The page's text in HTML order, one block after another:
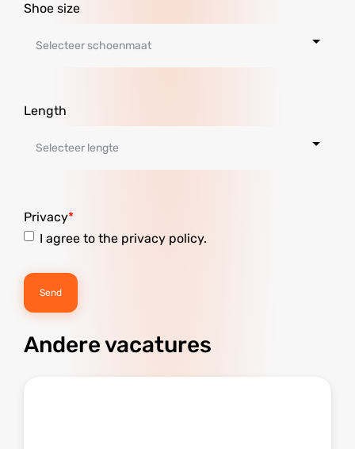
Shoe size
Length
Privacy
I agree to the privacy policy.
Andere vacatures